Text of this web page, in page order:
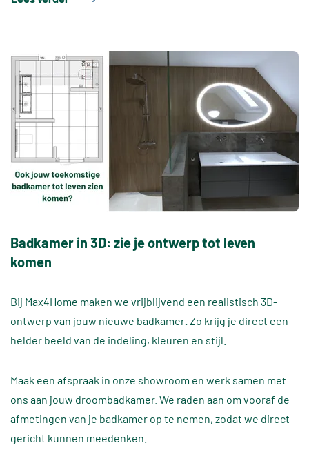
Badkamer in 3D: zie je ontwerp tot leven
komen
Bij Max4Home maken we vrijblijvend een realistisch 3D-
ontwerp van jouw nieuwe badkamer Zo krijg je direct een
helder beeld van de indeling, kleuren en stijl.
Maak een afspraak in onze showroom en werk samen met
ons aan jouw droombadkamer. We raden aan om vooraf de
afmetingen van je badkamer op te nemen, zodat we direct
gericht kunnen meedenken.